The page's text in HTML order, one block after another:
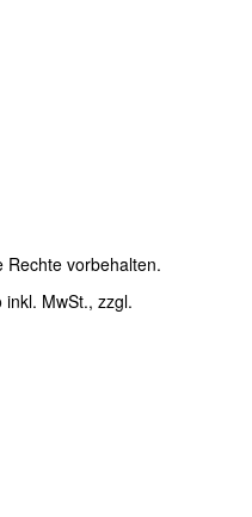
Rechte vorbehalten.
MwSt., zzgl.